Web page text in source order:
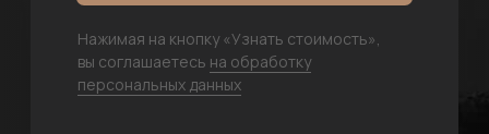
Соблюдение сроков
Сдаем строго в срок,
указанный в договоре